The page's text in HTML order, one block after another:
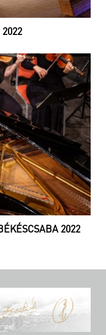
2022